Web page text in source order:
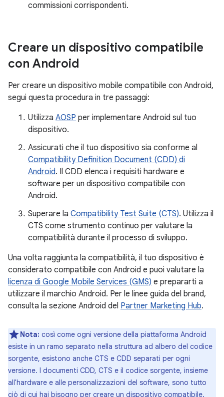
commissioni corrispondenti.
Creare un dispositivo compatibile
con Android
Per creare un dispositivo mobile compatibile con Android,
segui questa procedura in tre passaggi:
Utilizza AOSP per implementare Android sul tuo
dispositivo.
Assicurati che il tuo dispositivo sia conforme al
Compatibility Definition Document (CDD) di
Android. Il CDD elenca i requisiti hardware e
software per un dispositivo compatibile con
Android.
Superare la Compatibility Test Suite (CTS). Utilizza il
CTS come strumento continuo per valutare la
compatibilità durante il processo di sviluppo.
Una volta raggiunta la compatibilità, il tuo dispositivo è
considerato compatibile con Android e puoi valutare la
licenza di Google Mobile Services (GMS) e prepararti a
utilizzare il marchio Android. Per le linee guida del brand,
consulta la sezione Android del Partner Marketing Hub.
Nota: così come ogni versione della piattaforma Android
esiste in un ramo separato nella struttura ad albero del codice
sorgente, esistono anche CTS e CDD separati per ogni
versione. I documenti CDD, CTS e il codice sorgente, insieme
all'hardware e alle personalizzazioni del software, sono tutto
ciò di cui hai bisogno per creare un dispositivo compatibile.